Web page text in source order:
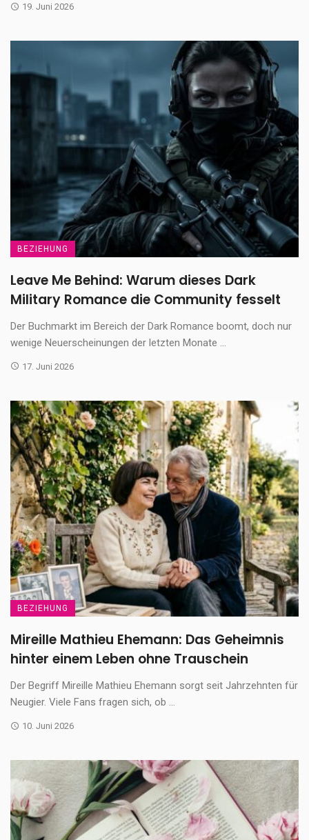
19. Juni 2026
BEZIEHUNG
Leave Me Behind: Warum dieses Dark
Military Romance die Community fesselt
Der Buchmarkt im Bereich der Dark Romance boomt, doch nur
wenige Neuerscheinungen der letzten Monate ...
17. Juni 2026
BEZIEHUNG
Mireille Mathieu Ehemann: Das Geheimnis
hinter einem Leben ohne Trauschein
Der Begriff Mireille Mathieu Ehemann sorgt seit Jahrzehnten für
Neugier. Viele Fans fragen sich, ob ...
10. Juni 2026